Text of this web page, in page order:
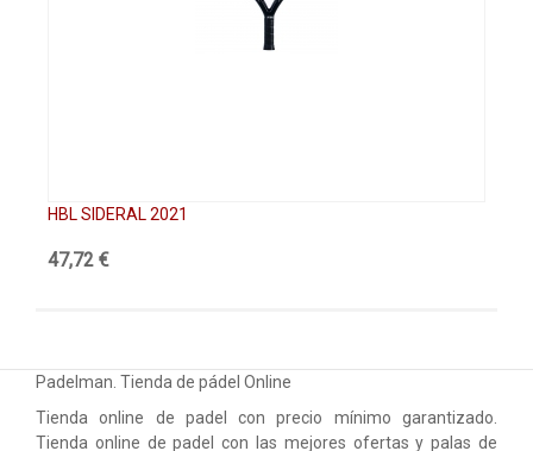
HBL SIDERAL 2021
47,72 €
Padelman. Tienda de pádel Online
Tienda online de padel con precio mínimo garantizado.
Tienda online de padel con las mejores ofertas y palas de